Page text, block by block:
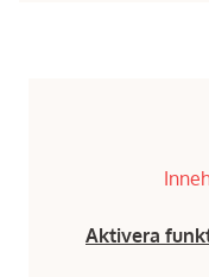
Aktivera